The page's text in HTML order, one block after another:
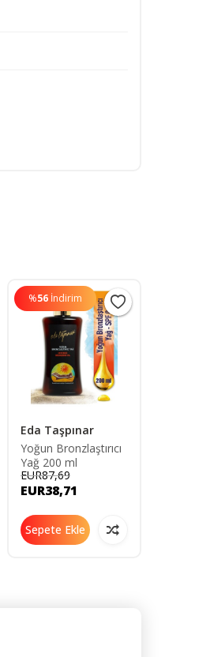
%56 İndirim
Eda Taşpınar
Yoğun Bronzlaştırıcı
Yağ 200 ml
EUR87,69
EUR38,71
Sepete Ekle